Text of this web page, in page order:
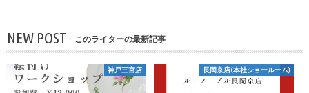
NEW POST このライターの最新記事
神戸三宮店 長岡京店(本社ショールーム)